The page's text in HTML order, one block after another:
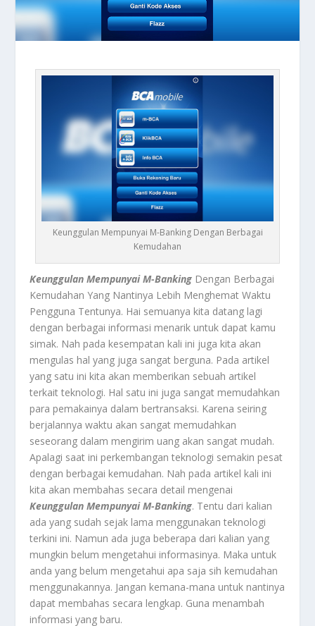
Keunggulan Mempunyai M-Banking Dengan Berbagai
Kemudahan
Keunggulan Mempunyai M-Banking Dengan Berbagai
Kemudahan Yang Nantinya Lebih Menghemat Waktu
Pengguna Tentunya. Hai semuanya kita datang lagi
dengan berbagai informasi menarik untuk dapat kamu
simak. Nah pada kesempatan kali ini juga kita akan
mengulas hal yang juga sangat berguna. Pada artikel
yang satu ini kita akan memberikan sebuah artikel
terkait teknologi. Hal satu ini juga sangat memudahkan
para pemakainya dalam bertransaksi. Karena seiring
berjalannya waktu akan sangat memudahkan
seseorang dalam mengirim uang akan sangat mudah.
Apalagi saat ini perkembangan teknologi semakin pesat
dengan berbagai kemudahan. Nah pada artikel kali ini
kita akan membahas secara detail mengenai
Keunggulan Mempunyai M-Banking. Tentu dari kalian
ada yang sudah sejak lama menggunakan teknologi
terkini ini. Namun ada juga beberapa dari kalian yang
mungkin belum mengetahui informasinya. Maka untuk
anda yang belum mengetahui apa saja sih kemudahan
menggunakannya. Jangan kemana-mana untuk nantinya
dapat membahas secara lengkap. Guna menambah
informasi yang baru.